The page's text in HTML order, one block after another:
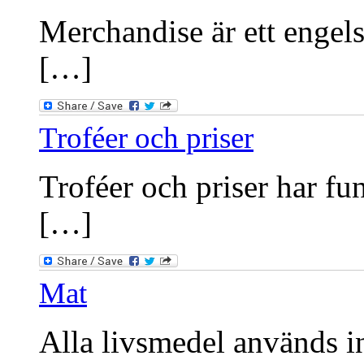
Merchandise är ett
[…]
Troféer och priser
Troféer och priser har
[…]
Mat
Alla livsmedel används